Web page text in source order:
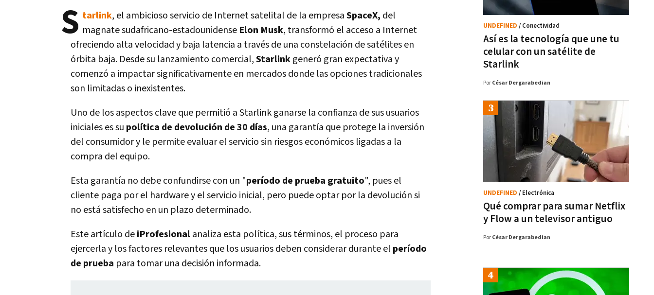
S tarlink, el ambicioso servicio de Internet satelital de la empresaSpaceX, del
magnate sudafricano-estadounidense Elon Musk, transformó el acceso a Internet
ofreciendo alta velocidad y baja latencia a través de una constelación de satélites en
órbita baja. Desde su lanzamiento comercial,Starlinkgeneró gran expectativa y
comenzó a impactar significativamente en mercados donde las opciones tradicionales
son limitadas o inexistentes.
Uno de los aspectos clave que permitió a Starlink ganarse la confianza de sus usuarios
iniciales es su política de devolución de 30 días, una garantía que protege la inversión
del consumidor y le permite evaluar el servicio sin riesgos económicos ligadas a la
compra del equipo.
Esta garantía no debe confundirse con un "período de prueba gratuito", pues el
cliente paga por el hardware y el servicio inicial, pero puede optar por la devolución si
no está satisfecho en un plazo determinado.
Este artículo deiProfesionalanaliza esta política, sus términos, el proceso para
ejercerla y los factores relevantes que los usuarios deben considerar durante el período
de prueba para tomar una decisión informada.
Así es la tecnología que une tu
celular con un satélite de
Starlink
UNDEFINED / Conectividad
Por César Dergarabedian
Qué comprar para sumar Netflix
y Flow a un televisor antiguo
UNDEFINED / Electrónica
Por César Dergarabedian